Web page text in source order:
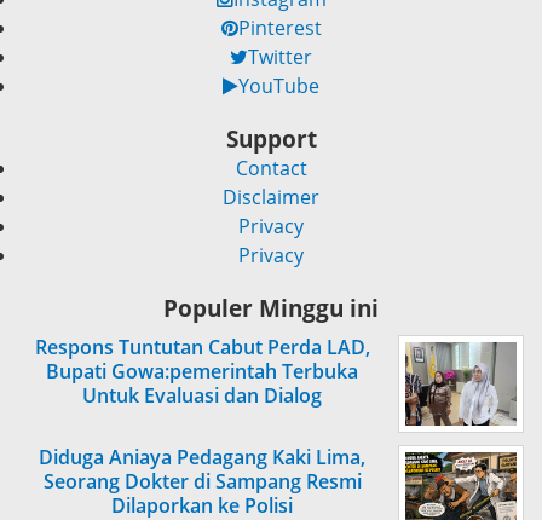
Pinterest
Twitter
YouTube
Support
Contact
Disclaimer
Privacy
Privacy
Populer Minggu ini
Respons Tuntutan Cabut Perda LAD,
Bupati Gowa:pemerintah Terbuka
Untuk Evaluasi dan Dialog
Diduga Aniaya Pedagang Kaki Lima,
Seorang Dokter di Sampang Resmi
Dilaporkan ke Polisi